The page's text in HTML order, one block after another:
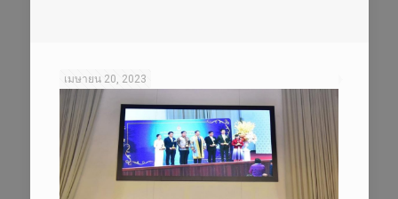
เมษายน 20, 2023